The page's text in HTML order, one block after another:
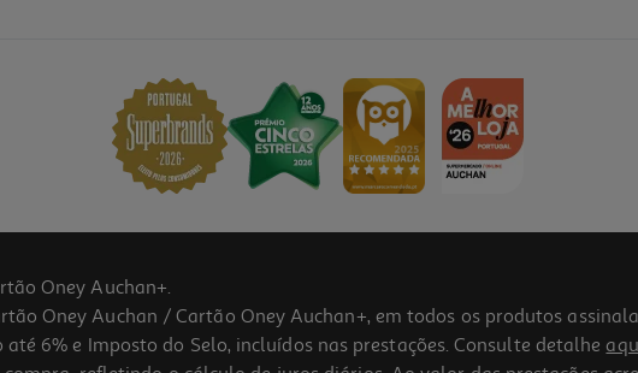
Oney Auchan+.
Oney Auchan / Cartão Oney Auchan+, em todos os produtos
6% e Imposto do Selo, incluídos nas prestações. Consulte detalhe